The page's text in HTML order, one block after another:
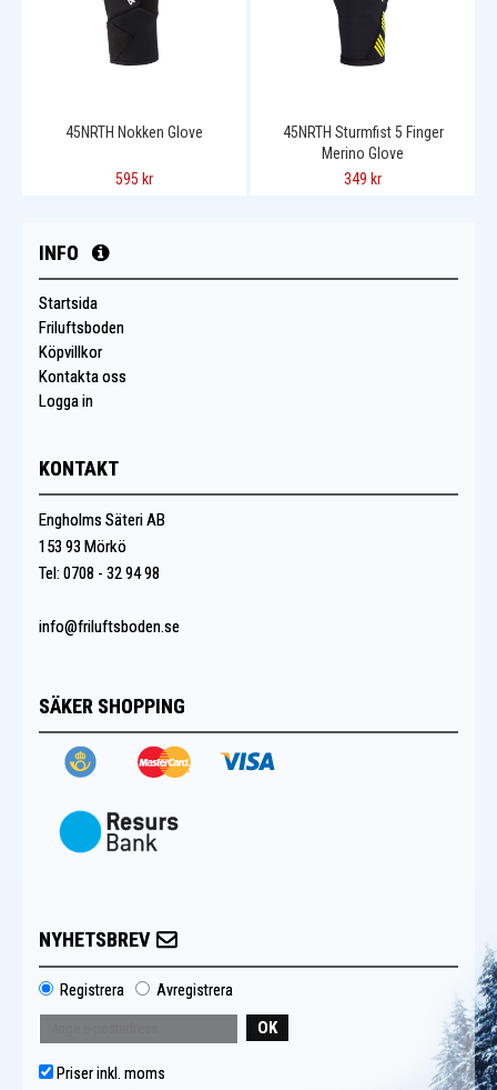
45NRTH Nokken Glove
595 kr
45NRTH Sturmfist 5 Finger
Merino Glove
349 kr
INFO
Startsida
Friluftsboden
Köpvillkor
Kontakta oss
Logga in
KONTAKT
Engholms Säteri AB
153 93 Mörkö
Tel: 0708 - 32 94 98
info@friluftsboden.se
SÄKER SHOPPING
NYHETSBREV
Registrera Avregistrera
OK
Priser inkl. moms